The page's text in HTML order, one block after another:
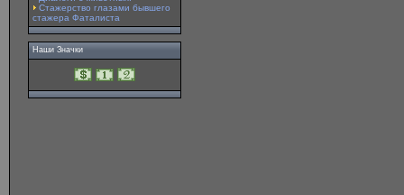
Стажерство глазами бывшего
стажера Фаталиста
Наши Значки